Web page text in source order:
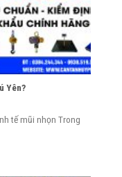
Yên?
tế mũi nhọn Trong